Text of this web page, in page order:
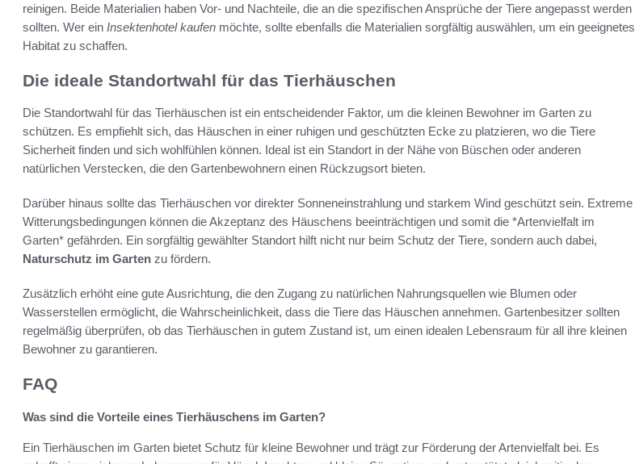
reinigen. Beide Materialien haben Vor- und Nachteile, die an die spezifischen Ansprüche der Tiere angepasst werden
sollten. Wer ein Insektenhotel kaufen möchte, sollte ebenfalls die Materialien sorgfältig auswählen, um ein geeignetes
Habitat zu schaffen.
Die ideale Standortwahl für das Tierhäuschen
Die Standortwahl für das Tierhäuschen ist ein entscheidender Faktor, um die kleinen Bewohner im Garten zu
schützen. Es empfiehlt sich, das Häuschen in einer ruhigen und geschützten Ecke zu platzieren, wo die Tiere
Sicherheit finden und sich wohlfühlen können. Ideal ist ein Standort in der Nähe von Büschen oder anderen
natürlichen Verstecken, die den Gartenbewohnern einen Rückzugsort bieten.
Darüber hinaus sollte das Tierhäuschen vor direkter Sonneneinstrahlung und starkem Wind geschützt sein. Extreme
Witterungsbedingungen können die Akzeptanz des Häuschens beeinträchtigen und somit die *Artenvielfalt im
Garten* gefährden. Ein sorgfältig gewählter Standort hilft nicht nur beim Schutz der Tiere, sondern auch dabei,
Naturschutz im Garten zu fördern.
Zusätzlich erhöht eine gute Ausrichtung, die den Zugang zu natürlichen Nahrungsquellen wie Blumen oder
Wasserstellen ermöglicht, die Wahrscheinlichkeit, dass die Tiere das Häuschen annehmen. Gartenbesitzer sollten
regelmäßig überprüfen, ob das Tierhäuschen in gutem Zustand ist, um einen idealen Lebensraum für all ihre kleinen
Bewohner zu garantieren.
FAQ
Was sind die Vorteile eines Tierhäuschens im Garten?
Ein Tierhäuschen im Garten bietet Schutz für kleine Bewohner und trägt zur Förderung der Artenvielfalt bei. Es